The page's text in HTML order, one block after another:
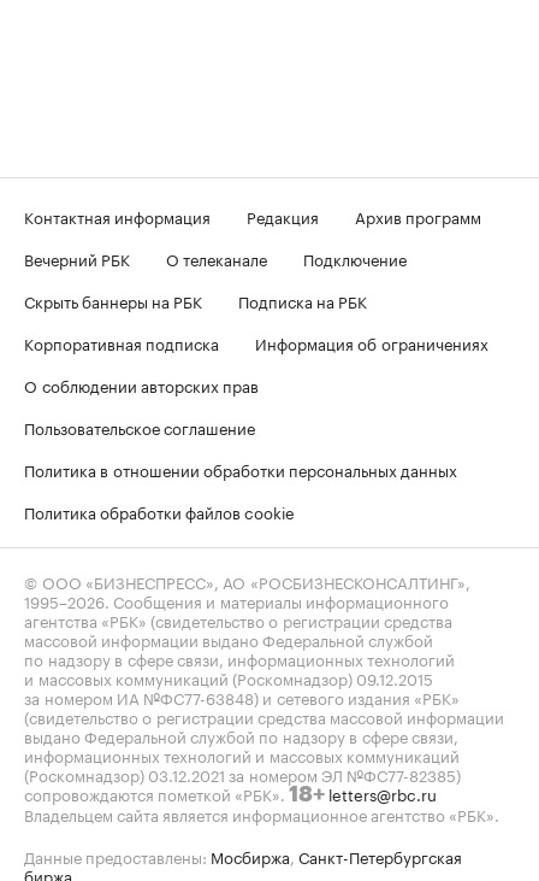
Контактная информация Редакция
Архив программ
Вечерний РБК
О телеканале
Подключение
Скрыть баннеры на РБК
Подписка на РБК
Корпоративная подписка
Информация об ограничениях
О соблюдении авторских прав
Пользовательское соглашение
Политика в отношении обработки персональных данных
Политика обработки файлов cookie
© ООО «БИЗНЕСПРЕСС», АО «РОСБИЗНЕСКОНСАЛТИНГ»,
1995–2026 . Сообщения и материалы информационного
агентства «РБК» (свидетельство о регистрации средства
массовой информации выдано Федеральной службой
по надзору в сфере связи, информационных технологий
и массовых коммуникаций (Роскомнадзор) 09.12.2015
за номером ИА №ФС77-63848) и сетевого издания «РБК»
(свидетельство о регистрации средства массовой информации
выдано Федеральной службой по надзору в сфере связи,
информационных технологий и массовых коммуникаций
(Роскомнадзор) 03.12.2021 за номером ЭЛ №ФС77-82385)
сопровождаются пометкой «РБК». 18+ letters@rbc.ru
Владельцем сайта является информационное агентство «РБК».
Данные предоставлены: Мосбиржа Санкт-Петербургская
биржа